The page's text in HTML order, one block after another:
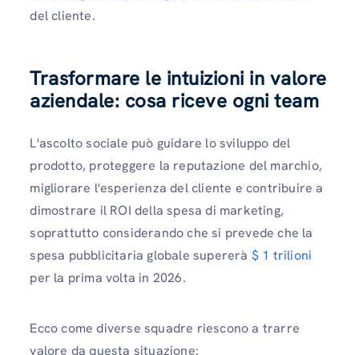
del cliente.
Trasformare le intuizioni in valore
aziendale: cosa riceve ogni team
L'ascolto sociale può guidare lo sviluppo del
prodotto, proteggere la reputazione del marchio,
migliorare l'esperienza del cliente e contribuire a
dimostrare il ROI della spesa di marketing,
soprattutto considerando che si prevede che la
spesa pubblicitaria globale supererà $ 1 trilioni
per la prima volta in 2026.
Ecco come diverse squadre riescono a trarre
valore da questa situazione: